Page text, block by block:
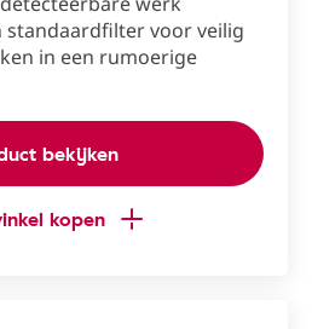
voor veilig
in een rumoerige
bekijken
kopen